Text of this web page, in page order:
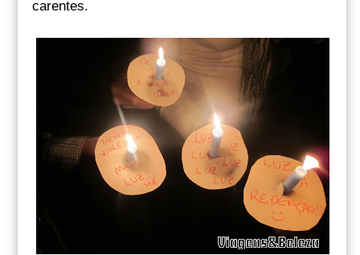
carentes.